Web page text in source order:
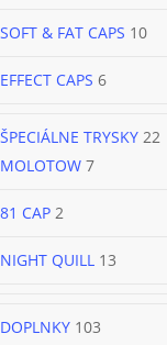
SOFT & FAT CAPS 10
EFFECT CAPS 6
ŠPECIÁLNE TRYSKY 22
MOLOTOW 7
81 CAP 2
NIGHT QUILL 13
DOPLNKY 103